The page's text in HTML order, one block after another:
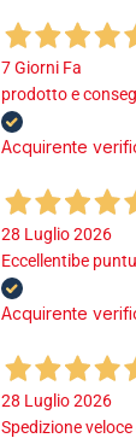
7 Giorni Fa
prodotto e
Acquirente
28 Luglio 2026
Eccellentibe
Acquirente
28 Luglio 2026
Spedizione